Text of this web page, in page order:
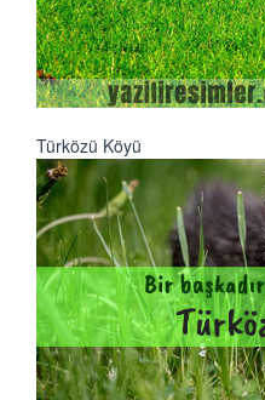
Türközü Köyü